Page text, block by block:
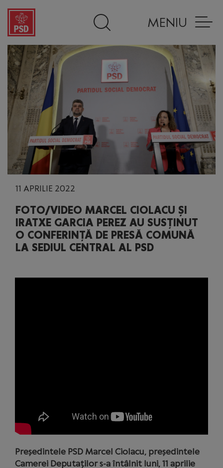
MENIU
11 APRILIE 2022
FOTO/VIDEO MARCEL CIOLACU ȘI
IRATXE GARCIA PEREZ AU SUSȚINUT
O CONFERINȚĂ DE PRESĂ COMUNĂ
LA SEDIUL CENTRAL AL PSD
Președintele PSD Marcel Ciolacu, președintele
Camerei Deputaților s-a întâlnit luni, 11 aprilie